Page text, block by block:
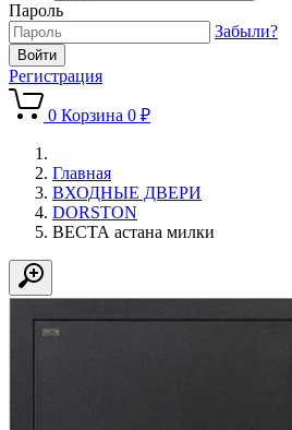
Пароль
Забыли?
Регистрация
0 Корзина 0 ₽
Главная
ВХОДНЫЕ ДВЕРИ
DORSTON
ВЕСТА астана милки